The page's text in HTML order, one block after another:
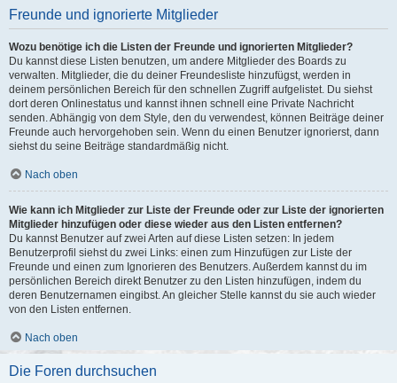
Freunde und ignorierte Mitglieder
Wozu benötige ich die Listen der Freunde und ignorierten Mitglieder?
Du kannst diese Listen benutzen, um andere Mitglieder des Boards zu
verwalten. Mitglieder, die du deiner Freundesliste hinzufügst, werden in
deinem persönlichen Bereich für den schnellen Zugriff aufgelistet. Du siehst
dort deren Onlinestatus und kannst ihnen schnell eine Private Nachricht
senden. Abhängig von dem Style, den du verwendest, können Beiträge deiner
Freunde auch hervorgehoben sein. Wenn du einen Benutzer ignorierst, dann
siehst du seine Beiträge standardmäßig nicht.
Nach oben
Wie kann ich Mitglieder zur Liste der Freunde oder zur Liste der ignorierten
Mitglieder hinzufügen oder diese wieder aus den Listen entfernen?
Du kannst Benutzer auf zwei Arten auf diese Listen setzen: In jedem
Benutzerprofil siehst du zwei Links: einen zum Hinzufügen zur Liste der
Freunde und einen zum Ignorieren des Benutzers. Außerdem kannst du im
persönlichen Bereich direkt Benutzer zu den Listen hinzufügen, indem du
deren Benutzernamen eingibst. An gleicher Stelle kannst du sie auch wieder
von den Listen entfernen.
Nach oben
Die Foren durchsuchen